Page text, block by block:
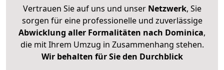
Vertrauen Sie auf uns und unser Netzwerk, Sie
sorgen für eine professionelle und zuverlässige
Abwicklung aller Formalitäten nach Dominica,
die mit Ihrem Umzug in Zusammenhang stehen.
Wir behalten für Sie den Durchblick